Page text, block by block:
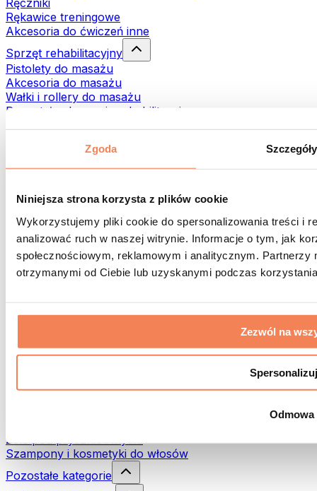
Zgoda Szczegóły
Niniejsza strona korzysta z plików cookie
Wykorzystujemy pliki cookie do spersonalizowania treści i
analizować ruch w naszej witrynie. Informacje o tym, jak
społecznościowym, reklamowym i analitycznym. Partnerzy
otrzymanymi od Ciebie lub uzyskanymi podczas
Zezwól na
Spersonalizuj
Odmowa
Ręczniki
Rękawice treningowe
Akcesoria do ćwiczeń inne
Sprzęt rehabilitacyjny
Pistolety do masażu
Akcesoria do masażu
Wałki i rollery do masażu
Pozostałe akcesoria rehabilitacyjne
Torby i plecaki
Torby na żywność i akcesoria
Akcesoria dopasowane do aktywności
Bieganie
Sporty walki
Kolarstwo
Joga i pilates
Terapia zimnem
Filtry i dzbanki do wody
Środki do prania
Żele pod prysznic i mydła
Szampony i kosmetyki do włosów
Pozostałe kategorie